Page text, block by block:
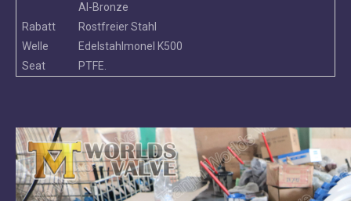
Al-Bronze
Rabatt
Rostfreier Stahl
Welle
Edelstahlmonel K500
Seat
PTFE.